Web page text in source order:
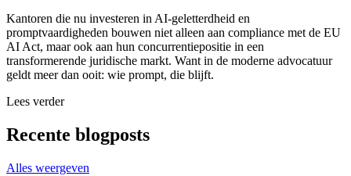
Kantoren die nu investeren in AI-geletterdheid en
promptvaardigheden bouwen niet alleen aan compliance met de EU
AI Act, maar ook aan hun concurrentiepositie in een
transformerende juridische markt. Want in de moderne advocatuur
geldt meer dan ooit: wie prompt, die blijft.
Lees verder
Recente blogposts
Alles weergeven